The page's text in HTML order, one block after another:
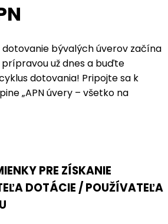
dotovanie bývalých úverov začína
prípravou už dnes a buďte
dotovania! Pripojte sa k
„APN úvery – všetko na
PRE ZÍSKANIE
DOTÁCIE / POUŽÍVATEĽA